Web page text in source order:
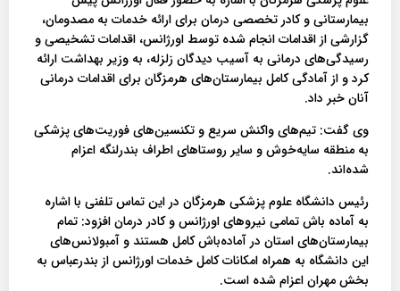
بیمارستانی و کادر تخصصی درمان برای ارائه خدمات به مصدومان،
گزارشی از اقدامات انجام شده توسط اورژانس، اقدامات تشخیصی و
رسیدگی‌های درمانی به آسیب دیدگان زلزله، به وزیر بهداشت ارائه
کرد و از آمادگی کامل بیمارستان‌های هرمزگان برای اقدامات درمانی
آنان خبر داد.
وی گفت: تیم‌های واکنش سریع و تکنسین‌های فوریت‌های پزشکی
به منطقه سایه‌خوش و سایر روستاهای اطراف بندرلنگه اعزام
شده‌اند.
رئیس دانشگاه علوم پزشکی هرمزگان در این تماس تلفنی با اشاره
به آماده باش تمامی نیروهای اورژانس و کادر درمان افزود: تمام
بیمارستان‌های استان در آماده‌باش کامل هستند و آمبولانس‌های
این دانشگاه به همراه امکانات کامل خدمات اورژانس از بندرعباس به
بخش مهران اعزام شده است.